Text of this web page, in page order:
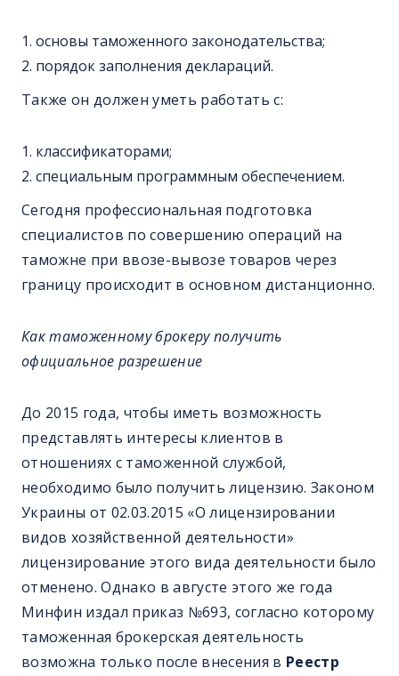
основы таможенного законодательства;
порядок заполнения деклараций.
Также он должен уметь работать с:
классификаторами;
специальным программным обеспечением.
Сегодня профессиональная подготовка
специалистов по совершению операций на
таможне при ввозе-вывозе товаров через
границу происходит в основном дистанционно.
Как таможенному брокеру получить
официальное разрешение
До 2015 года, чтобы иметь возможность
представлять интересы клиентов в
отношениях с таможенной службой,
необходимо было получить лицензию. Законом
Украины от 02.03.2015 «О лицензировании
видов хозяйственной деятельности»
лицензирование этого вида деятельности было
отменено. Однако в августе этого же года
Минфин издал приказ №693, согласно которому
таможенная брокерская деятельность
возможна только после внесения в Реестр